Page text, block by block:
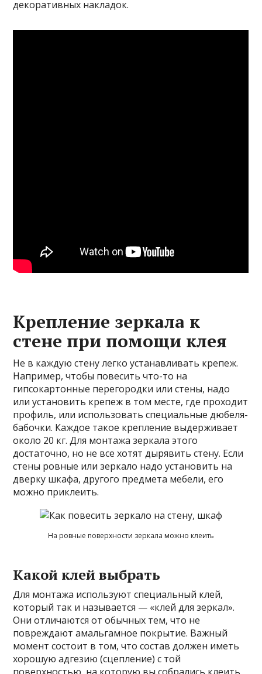
декоративных накладок.
Крепление зеркала к
стене при помощи клея
Не в каждую стену легко устанавливать крепеж.
Например, чтобы повесить что-то на
гипсокартонные перегородки или стены, надо
или установить крепеж в том месте, где проходит
профиль, или использовать специальные дюбеля-
бабочки. Каждое такое крепление выдерживает
около 20 кг. Для монтажа зеркала этого
достаточно, но не все хотят дырявить стену. Если
стены ровные или зеркало надо установить на
дверку шкафа, другого предмета мебели, его
можно приклеить.
На ровные поверхности зеркала можно клеить
Какой клей выбрать
Для монтажа используют специальный клей,
который так и называется — «клей для зеркал».
Они отличаются от обычных тем, что не
повреждают амальгамное покрытие. Важный
момент состоит в том, что состав должен иметь
хорошую адгезию (сцепление) с той